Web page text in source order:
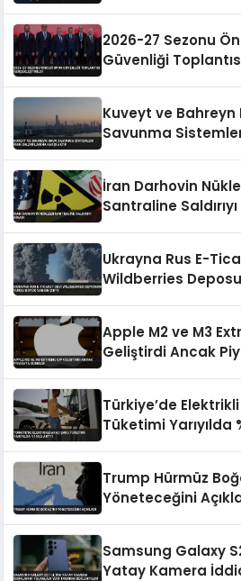
2026-27 Sezonu
Güvenliği
Kuveyt ve Bahreyn
Savunma
İran Darhovin
Santraline Saldırıyı
Ukrayna Rus E-
Wildberries
Apple M2 ve M3
Geliştirdi Ancak
Türkiye’de
Tüketimi Yarıyılda
Trump Hürmüz
Yöneteceğini
Samsung Galaxy
Yatay Kamera